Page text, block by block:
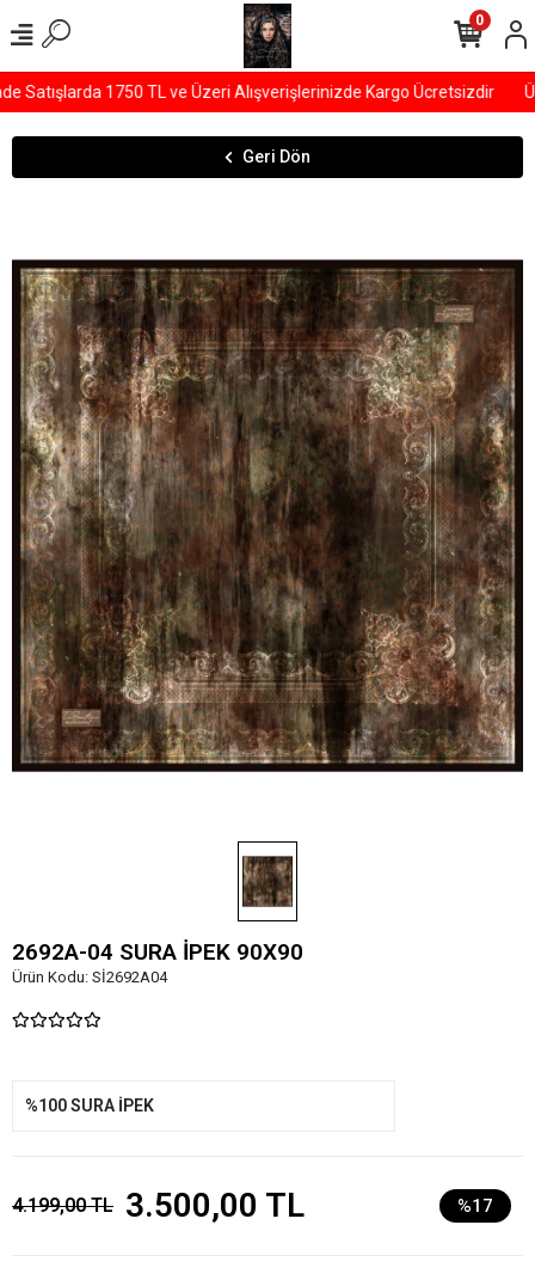
1750 TL ve Üzeri Alışverişlerinizde Kargo Ücretsizdir
0
Geri Dön
2692A-04 SURA İPEK 90X90
Ürün Kodu: Sİ2692A04
%100 SURA İPEK
4.199,00 TL 3.500,00 TL %17